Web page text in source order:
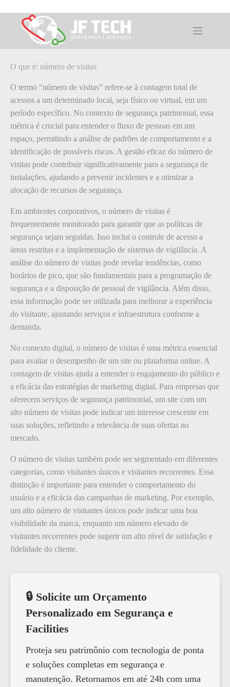
para
conteúdoO que é: número de visitas
O que é: número de visitas
O termo “número de visitas” refere-se à contagem total de
acessos a um determinado local, seja físico ou virtual, em um
período específico. No contexto de segurança patrimonial, essa
métrica é crucial para entender o fluxo de pessoas em um
espaço, permitindo a análise de padrões de comportamento e a
identificação de possíveis riscos. A gestão eficaz do número de
visitas pode contribuir significativamente para a segurança de
instalações, ajudando a prevenir incidentes e a otimizar a
alocação de recursos de segurança.
Em ambientes corporativos, o número de visitas é
frequentemente monitorado para garantir que as políticas de
segurança sejam seguidas. Isso inclui o controle de acesso a
áreas restritas e a implementação de sistemas de vigilância. A
análise do número de visitas pode revelar tendências, como
horários de pico, que são fundamentais para a programação de
segurança e a disposição de pessoal de vigilância. Além disso,
essa informação pode ser utilizada para melhorar a experiência
do visitante, ajustando serviços e infraestrutura conforme a
demanda.
No contexto digital, o número de visitas é uma métrica essencial
para avaliar o desempenho de um site ou plataforma online. A
contagem de visitas ajuda a entender o engajamento do público e
a eficácia das estratégias de marketing digital. Para empresas que
oferecem serviços de segurança patrimonial, um site com um
alto número de visitas pode indicar um interesse crescente em
suas soluções, refletindo a relevância de suas ofertas no
mercado.
O número de visitas também pode ser segmentado em diferentes
categorias, como visitantes únicos e visitantes recorrentes. Essa
distinção é importante para entender o comportamento do
usuário e a eficácia das campanhas de marketing. Por exemplo,
um alto número de visitantes únicos pode indicar uma boa
visibilidade da marca, enquanto um número elevado de
visitantes recorrentes pode sugerir um alto nível de satisfação e
fidelidade do cliente.
🔒 Solicite um Orçamento
Personalizado em Segurança e
Facilities
Proteja seu patrimônio com tecnologia de ponta
e soluções completas em segurança e
manutenção. Retornamos em até 24h com uma